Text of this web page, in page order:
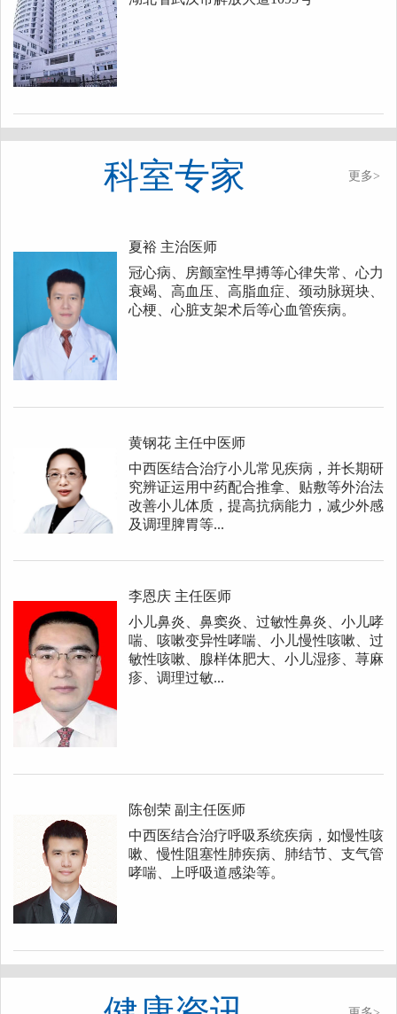
科室专家 更多>
夏裕 主治医师
冠心病、房颤室性早搏等心律失常、心力
衰竭、高血压、高脂血症、颈动脉斑块、
心梗、心脏支架术后等心血管疾病。
黄钢花 主任中医师
中西医结合治疗小儿常见疾病，并长期研
究辨证运用中药配合推拿、贴敷等外治法
改善小儿体质，提高抗病能力，减少外感
及调理脾胃等...
李恩庆 主任医师
小儿鼻炎、鼻窦炎、过敏性鼻炎、小儿哮
喘、咳嗽变异性哮喘、小儿慢性咳嗽、过
敏性咳嗽、腺样体肥大、小儿湿疹、荨麻
疹、调理过敏...
陈创荣 副主任医师
中西医结合治疗呼吸系统疾病，如慢性咳
嗽、慢性阻塞性肺疾病、肺结节、支气管
哮喘、上呼吸道感染等。